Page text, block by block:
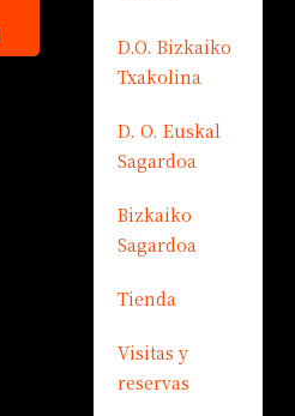
D.O. Bizkaiko
Txakolina
D. O. Euskal
Sagardoa
Bizkaiko
Sagardoa
Tienda
Visitas y
reservas